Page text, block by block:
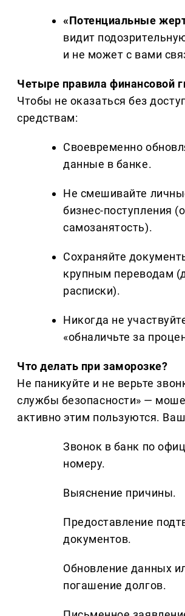
«Потенциальные
видит
и не может с вами
Четыре правила финансовой
Чтобы не оказаться без
средствам:
Своевременно
данные в банке.
Не смешивайте
бизнес-поступления
самозанятость).
Сохраняйте
крупным переводам
расписки).
Никогда не
«обналичьте за
Что делать при заморозке?
Не паникуйте и не верьте
службы безопасности» —
активно этим пользуются.
Звонок в банк по
номеру.
Выяснение причины.
Предоставление
документов.
Обновление данных
погашение долгов.